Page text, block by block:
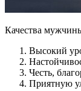
Качества
Высокий
Честь,
Приятную